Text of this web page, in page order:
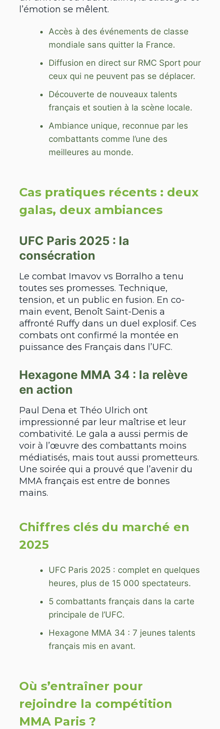
l’émotion se mêlent.
Accès à des événements de classe
mondiale sans quitter la France.
Diffusion en direct sur RMC Sport pour
ceux qui ne peuvent pas se déplacer.
Découverte de nouveaux talents
français et soutien à la scène locale.
Ambiance unique, reconnue par les
combattants comme l’une des
meilleures au monde.
Cas pratiques récents : deux
galas, deux ambiances
UFC Paris 2025 : la
consécration
Le combat Imavov vs Borralho a tenu
toutes ses promesses. Technique,
tension, et un public en fusion. En co-
main event, Benoît Saint-Denis a
affronté Ruffy dans un duel explosif. Ces
combats ont confirmé la montée en
puissance des Français dans l’UFC.
Hexagone MMA 34 : la relève
en action
Paul Dena et Théo Ulrich ont
impressionné par leur maîtrise et leur
combativité. Le gala a aussi permis de
voir à l’œuvre des combattants moins
médiatisés, mais tout aussi prometteurs.
Une soirée qui a prouvé que l’avenir du
MMA français est entre de bonnes
mains.
Chiffres clés du marché en
2025
UFC Paris 2025 : complet en quelques
heures, plus de 15 000 spectateurs.
5 combattants français dans la carte
principale de l’UFC.
Hexagone MMA 34 : 7 jeunes talents
français mis en avant.
Où s’entraîner pour
rejoindre la compétition
MMA Paris ?